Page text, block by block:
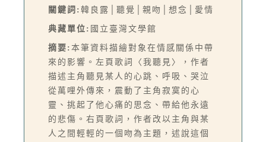
關鍵詞: 韓良露│聽覺│親吻│想念│愛情
典藏單位: 國立臺灣文學館
摘要: 本筆資料描繪對象在情感關係中帶
來的影響。左頁歌詞〈我聽見〉，作者
描述主角聽見某人的心跳、呼吸、哭泣
從萬哩外傳來，震動了主角寂寞的心
靈、挑起了他心痛的思念、帶給他永遠
的悲傷。右頁歌詞，作者改以主角與某
人之間輕輕的一個吻為主題，述說這個